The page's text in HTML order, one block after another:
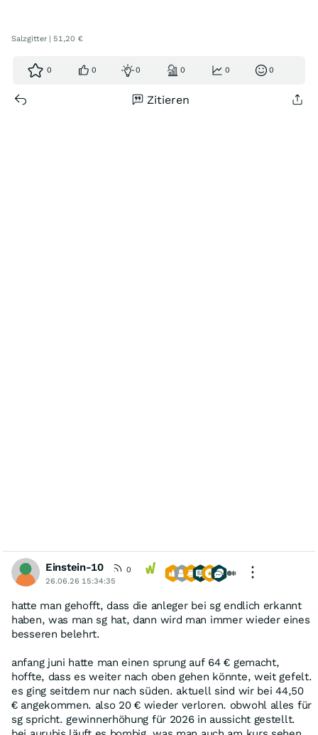
Salzgitter | 51,20 €
0 0 0 0 0 0
Zitieren
Einstein-10
0
26.06.26 15:34:35
hatte man gehofft, dass die anleger bei sg endlich erkannt
haben, was man sg hat, dann wird man immer wieder eines
besseren belehrt.
anfang juni hatte man einen sprung auf 64 € gemacht,
hoffte, dass es weiter nach oben gehen könnte, weit gefelt.
es ging seitdem nur nach süden. aktuell sind wir bei 44,50
€ angekommen. also 20 € wieder verloren. obwohl alles für
sg spricht. gewinnerhöhung für 2026 in aussicht gestellt.